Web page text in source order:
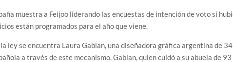
muestra a Feijoo liderando las encuestas de intención de voto si
están programados para el año que viene.
ley se encuentra Laura Gabian, una diseñadora gráfica argentina de
a través de este mecanismo. Gabian, quien cuidó a su abuela de 93